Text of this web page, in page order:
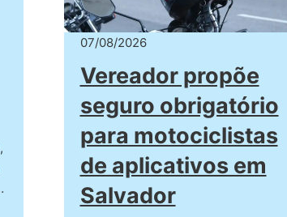
07/08/2026
Vereador propõe
seguro obrigatório
para motociclistas
de aplicativos em
Salvador